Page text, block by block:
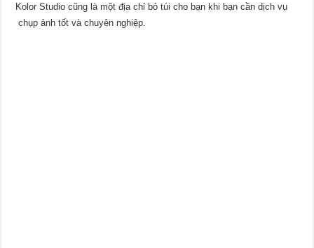
Kolor Studio cũng là một địa chỉ bỏ túi cho bạn khi bạn cần dịch vụ
chụp ảnh tốt và chuyên nghiệp.